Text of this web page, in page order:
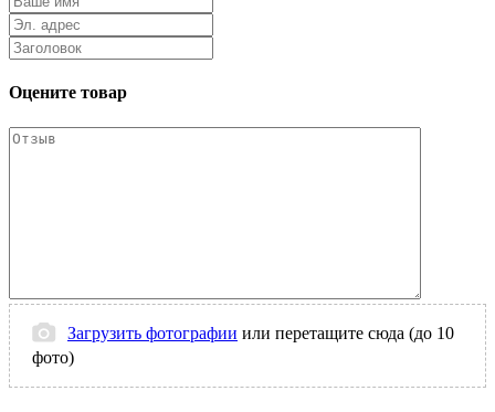
Оцените товар
Загрузить фотографии или перетащите сюда (до 10
фото)